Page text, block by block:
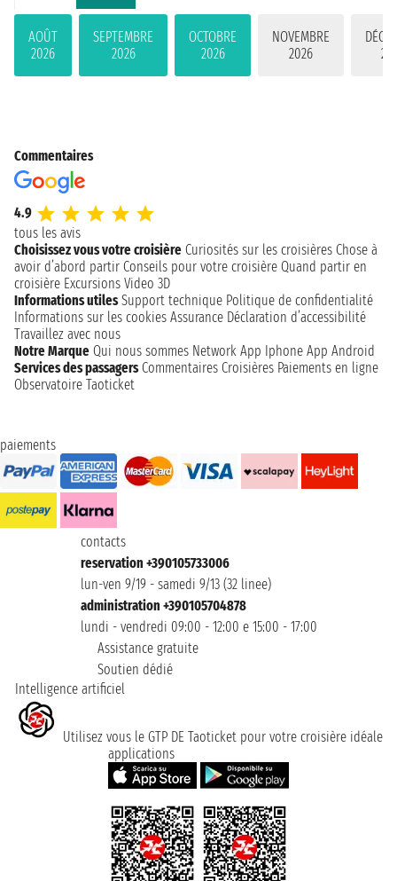
AOÛT
2026
SEPTEMBRE
2026
OCTOBRE
2026
NOVEMBRE
2026
Commentaires
4.9
tous les avis
Choisissez vous votre croisière Curiosités sur les croisières Chose à
avoir d’abord partir Conseils pour votre croisière Quand partir en
croisière Excursions Video 3D
Informations utiles Support technique Politique de confidentialité
Informations sur les cookies Assurance Déclaration d’accessibilité
Travaillez avec nous
Notre Marque Qui nous sommes Network App Iphone App Android
Services des passagers Commentaires Croisières Paiements en ligne
Observatoire Taoticket
paiements
contacts
reservation +390105733006
lun-ven 9/19 - samedi 9/13 (32 linee)
administration +390105704878
lundi - vendredi 09:00 - 12:00 e 15:00 - 17:00
Assistance gratuite
Soutien dédié
Intelligence artificiel
Utilisez vous le GTP DE Taoticket pour votre croisière idéale
applications